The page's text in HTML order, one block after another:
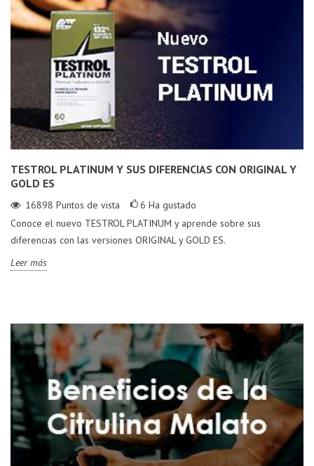
TESTROL PLATINUM Y SUS DIFERENCIAS CON ORIGINAL Y
GOLD ES
16898 Puntos de vista 6 Ha gustado
Conoce el nuevo TESTROL PLATINUM y aprende sobre sus
diferencias con las versiones ORIGINAL y GOLD ES.
Leer más